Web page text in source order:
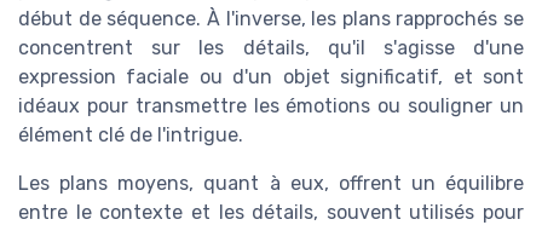
début de séquence. À l'inverse, les plans rapprochés se
concentrent sur les détails, qu'il s'agisse d'une
expression faciale ou d'un objet significatif, et sont
idéaux pour transmettre les émotions ou souligner un
élément clé de l'intrigue.
Les plans moyens, quant à eux, offrent un équilibre
entre le contexte et les détails, souvent utilisés pour